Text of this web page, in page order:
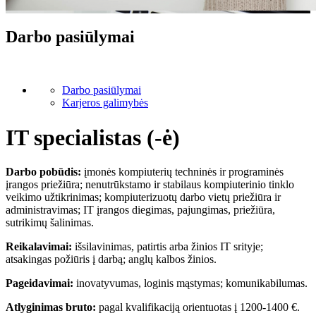
Darbo pasiūlymai
Darbo pasiūlymai
Karjeros galimybės
IT specialistas (-ė)
Darbo pobūdis: įmonės kompiuterių techninės ir programinės
įrangos priežiūra; nenutrūkstamo ir stabilaus kompiuterinio tinklo
veikimo užtikrinimas; kompiuterizuotų darbo vietų priežiūra ir
administravimas; IT įrangos diegimas, pajungimas, priežiūra,
sutrikimų šalinimas.
Reikalavimai: išsilavinimas, patirtis arba žinios IT srityje;
atsakingas požiūris į darbą; anglų kalbos žinios.
Pageidavimai: inovatyvumas, loginis mąstymas; komunikabilumas.
Atlyginimas bruto: pagal kvalifikaciją orientuotas į 1200-1400 €.